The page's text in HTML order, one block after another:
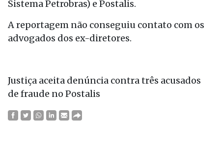
Sistema Petrobras) e Postalis.
A reportagem não conseguiu contato com os
advogados dos ex-diretores.
Justiça aceita denúncia contra três acusados
de fraude no Postalis